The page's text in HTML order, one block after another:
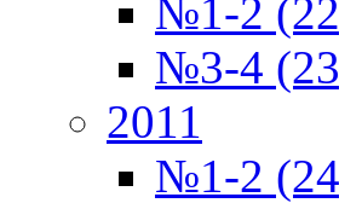
№1-2
№3-4
2011
№1-2